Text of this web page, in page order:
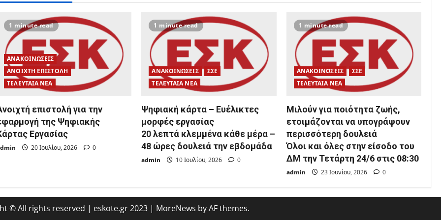
1 minute read
ΑΝΑΚΟΙΝΩΣΕΙΣ
ΑΝΟΙΧΤΗ ΕΠΙΣΤΟΛΗ
ΤΕΛΕΥΤΑΙΑ ΝΕΑ
επιστολή για την
της Ψηφιακής
Εργασίας
20 Ιουλίου, 2026 0
1 minute read
ΑΝΑΚΟΙΝΩΣΕΙΣ
ΣΣΕ
ΤΕΛΕΥΤΑΙΑ ΝΕΑ
Ψηφιακή κάρτα – Ευέλικτες
μορφές εργασίας
20 λεπτά κλεμμένα κάθε μέρα –
48 ώρες δουλειά την εβδομάδα
admin 10 Ιουλίου, 2026 0
1 minute read
ΑΝΑΚΟΙΝΩΣΕΙΣ
ΣΣΕ
ΤΕΛΕΥΤΑΙΑ ΝΕΑ
Μιλούν για ποιότητα ζωής,
ετοιμάζονται να υπογράψουν
περισσότερη δουλειά
Όλοι και όλες στην είσοδο του
ΔΜ την Τετάρτη 24/6 στις 08:30
admin 23 Ιουνίου, 2026 0
© All rights reserved | eskote.gr 2023 | MoreNews by AF themes.